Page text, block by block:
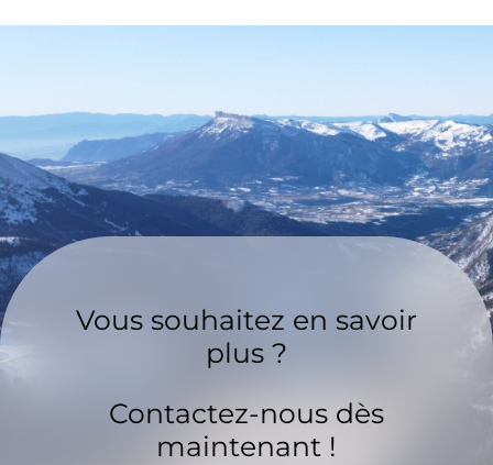
Vous souhaitez en savoir
plus ?
Contactez-nous dès
maintenant !